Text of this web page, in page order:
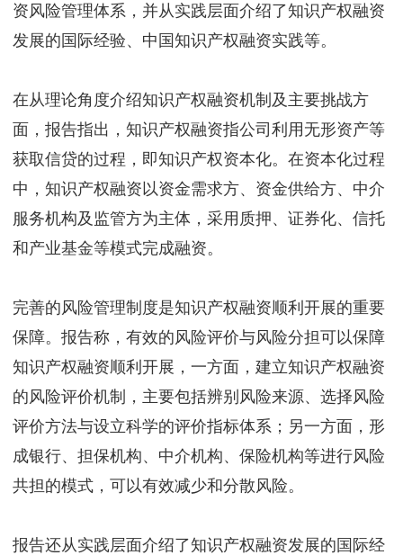
资风险管理体系，并从实践层面介绍了知识产权融资
发展的国际经验、中国知识产权融资实践等。
在从理论角度介绍知识产权融资机制及主要挑战方
面，报告指出，知识产权融资指公司利用无形资产等
获取信贷的过程，即知识产权资本化。在资本化过程
中，知识产权融资以资金需求方、资金供给方、中介
服务机构及监管方为主体，采用质押、证券化、信托
和产业基金等模式完成融资。
完善的风险管理制度是知识产权融资顺利开展的重要
保障。报告称，有效的风险评价与风险分担可以保障
知识产权融资顺利开展，一方面，建立知识产权融资
的风险评价机制，主要包括辨别风险来源、选择风险
评价方法与设立科学的评价指标体系；另一方面，形
成银行、担保机构、中介机构、保险机构等进行风险
共担的模式，可以有效减少和分散风险。
报告还从实践层面介绍了知识产权融资发展的国际经